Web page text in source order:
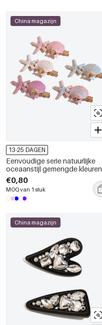
China magazijn
13-25 DAGEN
Eenvoudige serie natuurlijke
oceaanstijl gemengde kleuren
schelp zeesterren kleurverloop
metalen haarclips
€0,80
MOQ van 1 stuk
China magazijn